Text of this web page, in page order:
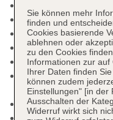
Adults-only-
Raucherbereich
Check-in Zeit ab
Check-out Zeit
Rezeption:
deutsch, englisch
Gästebetreuung:
Sie können mehr
finden und
Cookies basierende
ablehnen oder
zu den Cookies
Informationen zur auf
Ihrer Daten finden Sie
können zudem
Einstellungen" [in der
Ausschalten der
Widerruf wirkt sich